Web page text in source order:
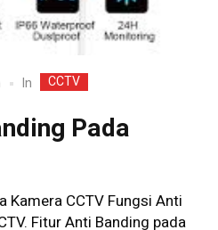
In CCTV
Pada
Kamera CCTV Fungsi Anti
Fitur Anti Banding pada